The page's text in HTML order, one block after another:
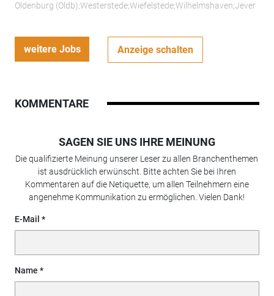
Oldenburg (Oldb);Westerstede;Wiefelstede;Wilhelmshaven;Jever
weitere Jobs Anzeige schalten
KOMMENTARE
SAGEN SIE UNS IHRE MEINUNG
Die qualifizierte Meinung unserer Leser zu allen Branchenthemen
ist ausdrücklich erwünscht. Bitte achten Sie bei Ihren
Kommentaren auf die Netiquette, um allen Teilnehmern eine
angenehme Kommunikation zu ermöglichen. Vielen Dank!
E-Mail
Name